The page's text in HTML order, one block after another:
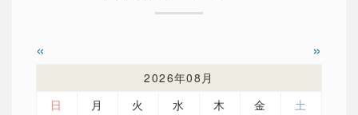
« »
2026年08月
日
月 火 水 木 金
土